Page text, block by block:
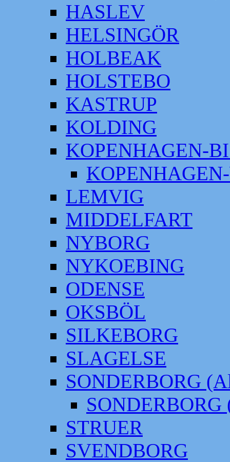
HASLEV
HELSINGÖR
HOLBEAK
HOLSTEBO
KASTRUP
KOLDING
KOPENHAGEN-
LEMVIG
MIDDELFART
NYBORG
NYKOEBING
ODENSE
OKSBÖL
SILKEBORG
SLAGELSE
SONDERBORG
SONDERBORG
STRUER
SVENDBORG